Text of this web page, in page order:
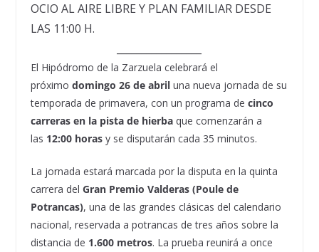
OCIO AL AIRE LIBRE Y PLAN FAMILIAR DESDE
LAS 11:00 H.
El Hipódromo de la Zarzuela celebrará el
próximo domingo 26 de abriluna nueva jornada de su
temporada de primavera, con un programa de cinco
carreras en la pista de hierbaque comenzarán a
las 12:00 horasy se disputarán cada 35 minutos.
La jornada estará marcada por la disputa en la quinta
carrera del Gran Premio Valderas (Poule de
Potrancas), una de las grandes clásicas del calendario
nacional, reservada a potrancas de tres años sobre la
distancia de 1.600 metros. La prueba reunirá a once